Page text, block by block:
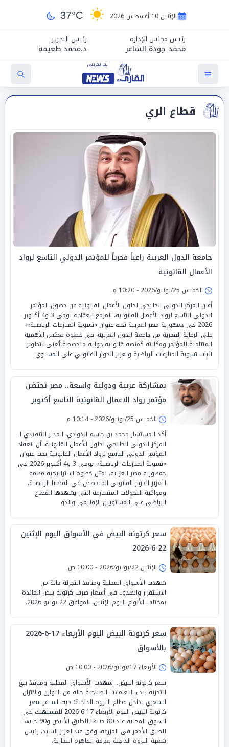
الإثنين 10 أغسطس 2026 37°C
رئيس مجلس الإدارة
محمد جودة الشاعر
رئيس التحرير
د.محمد طعيمة
قطاع الري
جامعة الدول العربية راعياً فخرياً للمؤتمر الدولي التاسع لرواد
الأعمال القانونية
الخميس 25/يونيو/2026 - 10:20 م
أعلن المركز الدولي الخليجي لحلول الأعمال القانونية عن حصول المؤتمر
الدولي التاسع لرواد الأعمال القانونية، المزمع انعقاده يومي 3 و4 أكتوبر
2026 في جمهورية مصر العربية تحت عنوان «تسوية المنازعات الرياضية»،
على الرعاية الفخرية من جامعة الدول العربية، في خطوة تعكس الأهمية
المتنامية للمؤتمر ومكانته كمنصة قانونية دولية متخصصة تُعنى بتطوير
آليات تسوية المنازعات الرياضية وتعزيز الحوار القانوني على المستوي
بمشاركة عربية ودولية واسعة.. مصر تحتضن
مؤتمر رواد الاعمال القانونية التاسع أكتوبر
2026الخميس 25/يونيو/2026 - 10:14 م
أكد المستشار محمد بن جاسم الذوادي، المدير التنفيذي لـ
المركز الدولي الخليجي لحلول الأعمال القانونية، أن انعقاد
المؤتمر الدولي التاسع لرواد الأعمال القانونية تحت عنوان
«تسوية المنازعات الرياضية» يومي 3 و4 أكتوبر 2026 في
جمهورية مصر العربية، يمثل خطوة استراتيجية مهمة
لتعزيز الحوار القانوني المتخصص في القضايا الرياضية،
ومواكبة التحولات المتسارعة التي يشهدها القطاع
الرياضي على المستويين الإقليمي والدو
سعر كرتونة البيض في الأسواق اليوم الإثنين
22-6-2026
الإثنين 22/يونيو/2026 - 10:00 ص
شهدت الأسواق المحلية ومنافذ التجزئة حالة من
الاستقرار والهدوء في أسعار صرف كرتونة بيض المائدة
بمختلف الأنواع اليوم الإثنين، الموافق 22 يونيو 2026.
سعر كرتونة البيض اليوم الأربعاء 17-6-2026
بالأسواق
الأربعاء 17/يونيو/2026 - 10:00 ص
سعر كرتونة البيض.. شهدت الأسواق المحلية ومنافذ بيع
التجزئة ببدء التعاملات الصباحية حالة من التوازن والاتزان
السعري بداخل قطاع الثروة الداجنة؛ حيث استقر سعر
كرتونة البيض اليوم الأربعاء 17-6-2026 للمستهلك فى
السوق المحلية عند 80 جنيها للطبق الأبيض و90 جنيها
للطبق الأحمر فى المزرعة، وفق عبدالعزيز السيد، رئيس
شعبة الثروة الداجنة بغرفة القاهرة التجارية.